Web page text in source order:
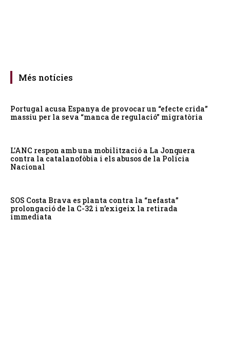
Més notícies
Portugal acusa Espanya de provocar un “efecte crida”
massiu per la seva “manca de regulació” migratòria
L’ANC respon amb una mobilització a La Jonquera
contra la catalanofòbia i els abusos de la Policia
Nacional
SOS Costa Brava es planta contra la “nefasta”
prolongació de la C-32 i n’exigeix la retirada
immediata